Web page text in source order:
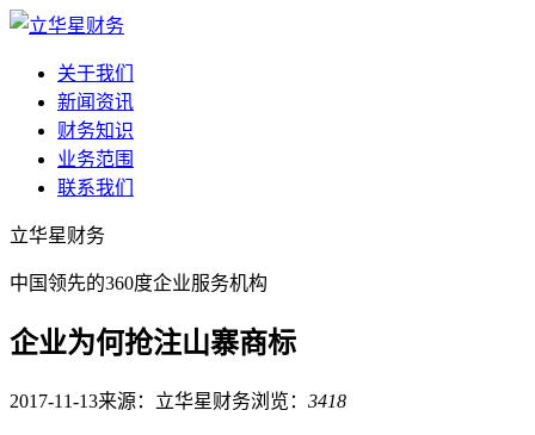
关于我们
新闻资讯
财务知识
业务范围
联系我们
立华星财务
中国领先的360度企业服务机构
企业为何抢注山寨商标
2017-11-13来源：立华星财务浏览： 3418